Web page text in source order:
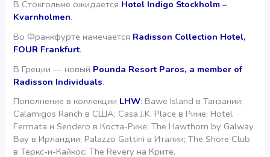
В Стокгольме ожидается Hotel Indigo Stockholm –
Kvarnholmen.
Во Франкфурте намечается Radisson Collection Hotel,
FOUR Frankfurt.
В Греции — новый Pounda Resort Paros, a member of
Radisson Individuals.
Пополнение в коллекции LHW: Bawe Island в Танзании;
Calamigos Ranch в США; Casa J.K. Place в Риме; Hotel
Fermata и Sendero в Коста-Рике; The Hawthorn by Galway
Bay в Ирландии; Palazzo Gattini в Италии; The Shore Club
в Теркс-и-Кайкос; The Revery на Крите.